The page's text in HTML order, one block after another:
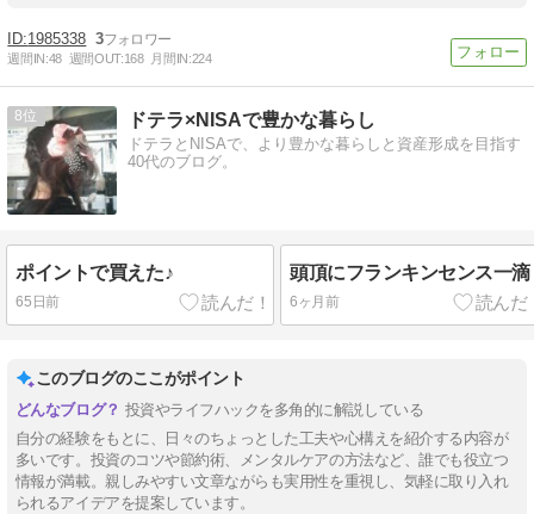
1985338 3
週間IN:48 週間OUT:168 月間IN:224
8 ドテラ×NISAで豊かな暮らし
ドテラとNISAで、より豊かな暮らしと資産形成を目指す
40代のブログ。
ポイントで買えた♪
65日前
頭頂にフランキンセンス一滴
6ヶ月前
このブログのここがポイント
投資やライフハックを多角的に解説している
自分の経験をもとに、日々のちょっとした工夫や心構えを紹介する内容が
多いです。投資のコツや節約術、メンタルケアの方法など、誰でも役立つ
情報が満載。親しみやすい文章ながらも実用性を重視し、気軽に取り入れ
られるアイデアを提案しています。